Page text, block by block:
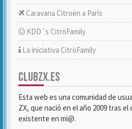
Caravana Citroën a París
KDD´s CitröFamily
La iniciativa CitröFamily
CLUBZX.ES
Esta web es una comunidad de
ZX, que nació en el año 2009 tras
existente en mi@.